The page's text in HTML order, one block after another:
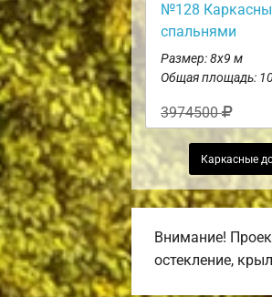
№128
спальнями
Размер: 8х9 м
Общая площадь:
3974500
Каркасные
Внимание!
остекление,